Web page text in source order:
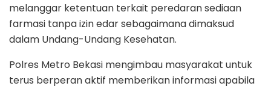
melanggar ketentuan terkait peredaran sediaan
farmasi tanpa izin edar sebagaimana dimaksud
dalam Undang-Undang Kesehatan.
Polres Metro Bekasi mengimbau masyarakat untuk
terus berperan aktif memberikan informasi apabila